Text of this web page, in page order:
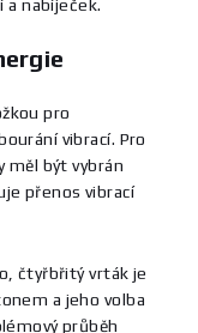
a nabíječek.
pro
vibrací. Pro
měl být vybrán
přenos vibrací
čtyřbřitý vrták je
a jeho volba
průběh